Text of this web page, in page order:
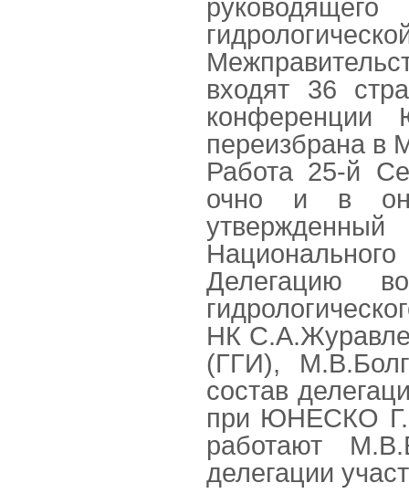
входят 36
переизбрана в
Работа 25-й
очно и в он-
утвержденный
Делегацию
НК
(ГГИ),
состав
при ЮНЕСКО
работают
делегации